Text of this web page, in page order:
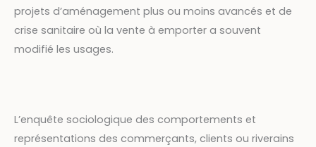
projets d’aménagement plus ou moins avancés et de
crise sanitaire où la vente à emporter a souvent
modifié les usages.
L’enquête sociologique des comportements et
représentations des commerçants, clients ou riverains